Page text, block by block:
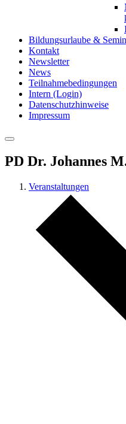
Bildungsurlaube &
Kontakt
Newsletter
News
Teilnahmebedingungen
Intern (Login)
Datenschutzhinweise
Impressum
PD Dr. Johannes
Veranstaltungen